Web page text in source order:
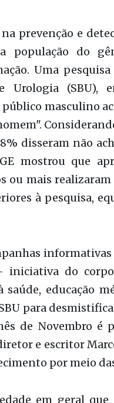
masculino
disseram não
mostrou que
ou mais
à pesquisa,
iniciativa do
educação
de Novembro é
e escritor
por meio
em geral
e detecção do
um tabu. O teste
para uma